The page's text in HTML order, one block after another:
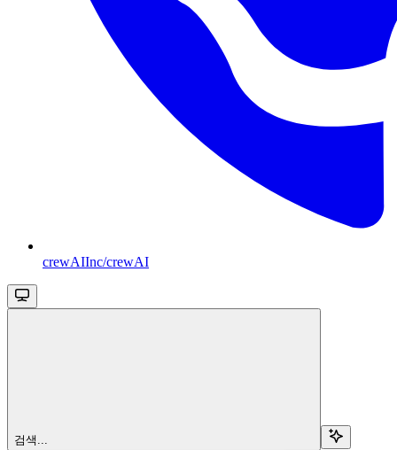
crewAIInc/crewAI
검색...